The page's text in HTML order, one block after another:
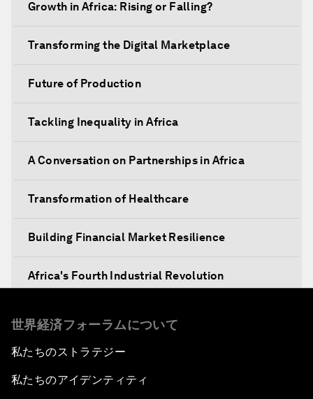
Growth in Africa: Rising or Falling?
Transforming the Digital Marketplace
Future of Production
Tackling Inequality in Africa
A Conversation on Partnerships in Africa
Transformation of Healthcare
Building Financial Market Resilience
Africa's Fourth Industrial Revolution
Ceremony
世界経済フォーラムについて
私たちのストラテジー
私たちのアイデンティティ